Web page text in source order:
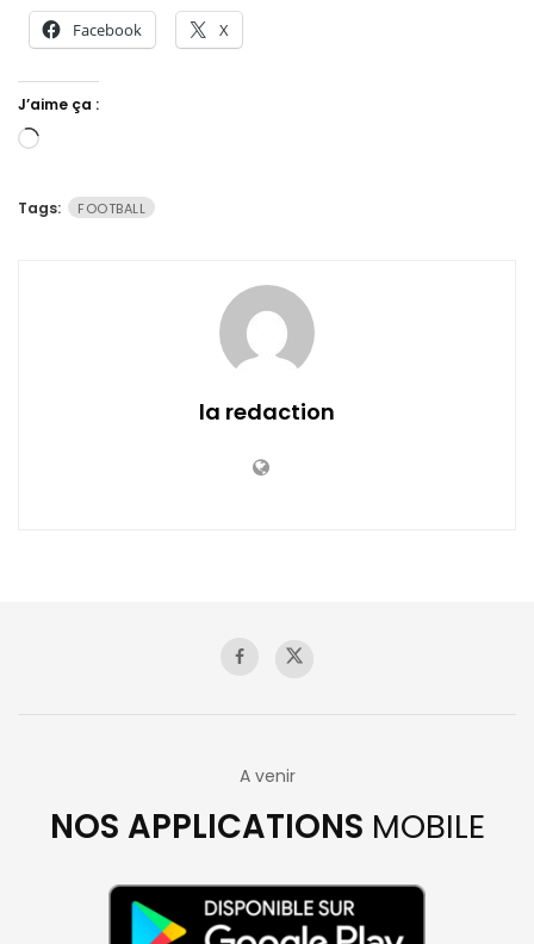
Facebook X
J’aime ça :
Chargement…
Tags: FOOTBALL
la redaction
A venir
NOS APPLICATIONS MOBILE